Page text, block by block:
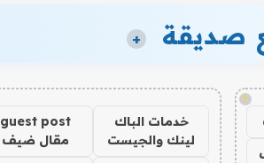
صديقة +
!
خدمات الباك
لينك والجيست
guest post
مقال ضيف